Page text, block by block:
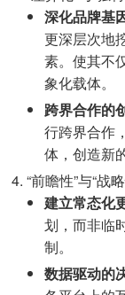
深化品牌基
更深层次地
素。使其不
象化载体。
跨界合作的
行跨界合作
体，创造新
“前瞻性”与“战
建立常态化
划，而非临
制。
数据驱动的